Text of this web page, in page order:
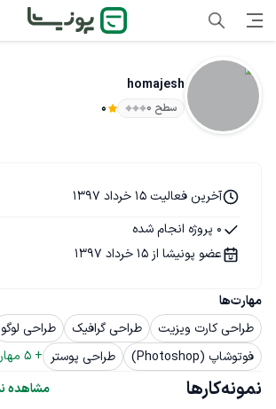
homajesh
سطح ۰ 0
مهارت‌ها
طراحی کارت ویزیت
طراحی گرافیک
طراحی لوگو
فوتوشاپ (Photoshop)
طراحی پوستر +
5
آخرین فعالیت 15 خرداد 1397
0 پروژه انجام شده
عضو پونیشا از 15 خرداد 1397
نمونه‌کارها مشاهده